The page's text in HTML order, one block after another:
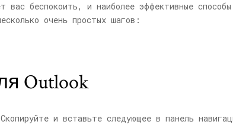
беспокоить, и наиболее эффективные
очень простых шагов:
Outlook
и вставьте следующее в панель